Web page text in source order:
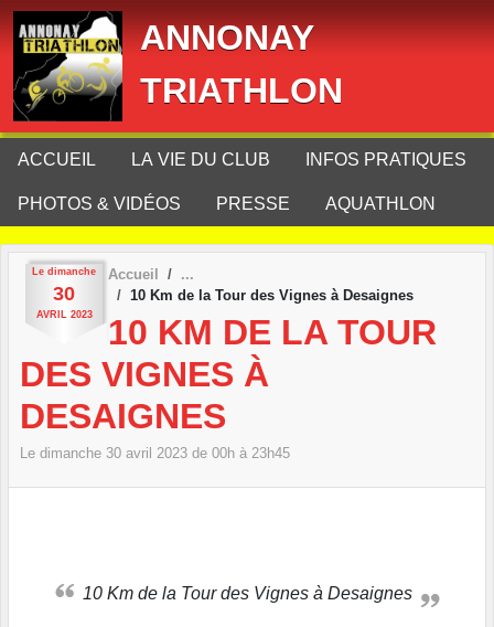
ANNONAY
TRIATHLON
ACCUEIL LA VIE DU CLUB INFOS PRATIQUES
PHOTOS & VIDÉOS PRESSE AQUATHLON
Le dimanche
30
AVRIL 2023
Accueil
10 Km de la Tour des Vignes à Desaignes
10 KM DE LA TOUR
DES VIGNES À
DESAIGNES
Le dimanche 30 avril 2023 de 00h à 23h45
10 Km de la Tour des Vignes à Desaignes
Panneau de gestion des cookies